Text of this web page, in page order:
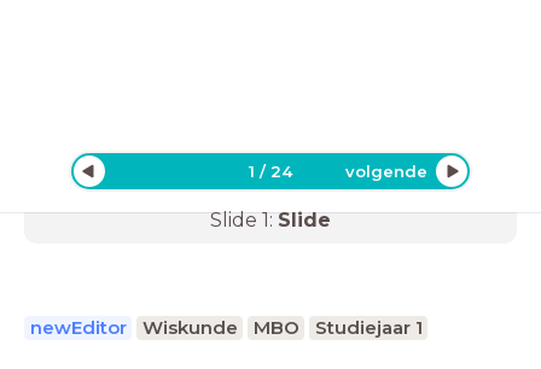
1 /24 volgende
Slide1:Slide
newEditor Wiskunde MBO Studiejaar 1